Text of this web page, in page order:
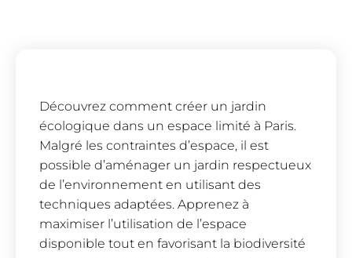
Découvrez comment créer un jardin
écologique dans un espace limité à Paris.
Malgré les contraintes d’espace, il est
possible d’aménager un jardin respectueux
de l’environnement en utilisant des
techniques adaptées. Apprenez à
maximiser l’utilisation de l’espace
disponible tout en favorisant la biodiversité